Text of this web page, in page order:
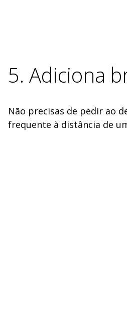
5. Adiciona
Não precisas de pedir ao
frequente à distância de